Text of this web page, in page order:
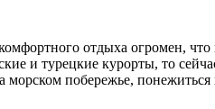
отдыха огромен,
и турецкие курорты, то
морском побережье,